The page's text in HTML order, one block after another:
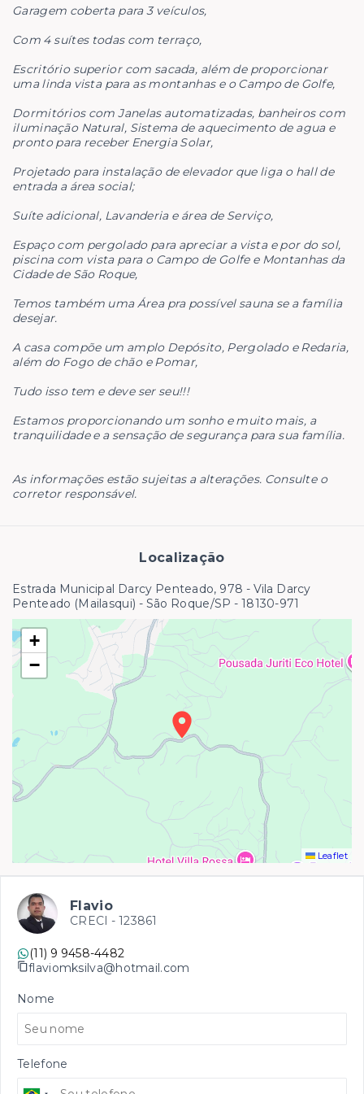
Garagem coberta para 3 veículos,
Com 4 suítes todas com terraço,
Escritório superior com sacada, além de proporcionar
uma linda vista para as montanhas e o Campo de Golfe,
Dormitórios com Janelas automatizadas, banheiros com
iluminação Natural, Sistema de aquecimento de agua e
pronto para receber Energia Solar,
Projetado para instalação de elevador que liga o hall de
entrada a área social;
Suíte adicional, Lavanderia e área de Serviço,
Espaço com pergolado para apreciar a vista e por do sol,
piscina com vista para o Campo de Golfe e Montanhas da
Cidade de São Roque,
Temos também uma Área pra possível sauna se a família
desejar.
A casa compõe um amplo Depósito, Pergolado e Redaria,
além do Fogo de chão e Pomar,
Tudo isso tem e deve ser seu!!!
Estamos proporcionando um sonho e muito mais, a
tranquilidade e a sensação de segurança para sua família.
As informações estão sujeitas a alterações. Consulte o
corretor responsável.
Localização
Estrada Municipal Darcy Penteado, 978 - Vila Darcy
Penteado (Mailasqui) - São Roque/SP - 18130-971
+
−
Leaflet
Flavio
CRECI - 123861
(11) 9 9458-4482
flaviomksilva@hotmail.com
Nome
Telefone